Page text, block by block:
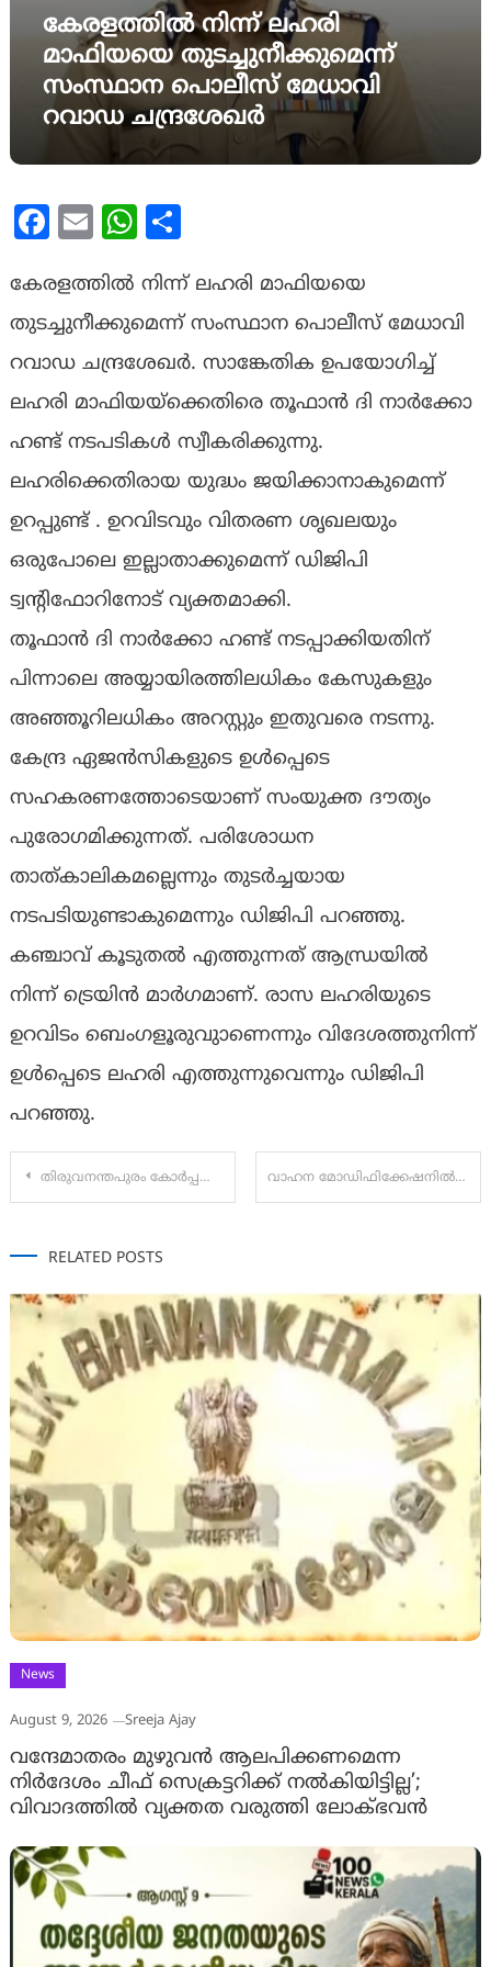
കേരളത്തിൽ നിന്ന് ലഹരി
മാഫിയയെ തുടച്ചുനീക്കുമെന്ന്
സംസ്ഥാന പൊലീസ് മേധാവി
റവാഡ ചന്ദ്രശേഖർ
Facebook
Email WhatsApp
കേരളത്തിൽ നിന്ന് ലഹരി മാഫിയയെ
തുടച്ചുനീക്കുമെന്ന് സംസ്ഥാന പൊലീസ് മേധാവി
റവാഡ ചന്ദ്രശേഖർ. സാങ്കേതിക ഉപയോഗിച്ച്
ലഹരി മാഫിയയ്ക്കെതിരെ തൂഫാൻ ദി നാർക്കോ
ഹണ്ട് നടപടികൾ സ്വീകരിക്കുന്നു.
ലഹരിക്കെതിരായ യുദ്ധം ജയിക്കാനാകുമെന്ന്
ഉറപ്പുണ്ട് . ഉറവിടവും വിതരണ ശൃഖലയും
ഒരുപോലെ ഇല്ലാതാക്കുമെന്ന് ‍ഡിജിപി
ട്വന്റിഫോറിനോട് വ്യക്തമാക്കി.
തൂഫാൻ ദി നാർക്കോ ഹണ്ട് നടപ്പാക്കിയതിന്
പിന്നാലെ അയ്യായിരത്തിലധികം കേസുകളും
അഞ്ഞൂറിലധികം അറസ്റ്റും ഇതുവരെ നടന്നു.
കേന്ദ്ര ഏജൻസികളുടെ ഉൾപ്പെടെ
സഹകരണത്തോടെയാണ് സംയുക്ത ദൗത്യം
പുരോഗമിക്കുന്നത്. പരിശോധന
താത്കാലികമല്ലെന്നും തുടർച്ചയായ
നടപടിയുണ്ടാകുമെന്നും ഡിജിപി പറഞ്ഞു.
കഞ്ചാവ് കൂടുതൽ എത്തുന്നത് ആന്ധ്രയിൽ
നിന്ന് ട്രെയിൻ മാർഗമാണ്. രാസ ലഹരിയുടെ
ഉറവിടം ബെംഗളൂരുവുാണെന്നും വിദേശത്തുനിന്ന്
ഉൾപ്പെടെ ലഹരി എത്തുന്നുവെന്നും ഡിജിപി
പറഞ്ഞു.
Post
തിരുവനന്തപുരം കോർപ്പറേഷനിലെ നിർണായക കൗൺസിൽ യോഗം ഇന്ന് വാഹന മോഡിഫിക്കേഷനിൽ കൂടുതൽ ഇളവുകൾ ഉണ്ടാകില്ലെന്ന് വ്യക്തമാക്കി ഗതാഗതമന്ത്രി സിപി ജോൺ.
RELATED POSTS
News
August 9, 2026 Sreeja Ajay
വന്ദേമാതരം മുഴുവൻ ആലപിക്കണമെന്ന
നിർദേശം ചീഫ് സെക്രട്ടറിക്ക് നൽകിയിട്ടില്ല’;
വിവാദത്തിൽ വ്യക്തത വരുത്തി ലോക്ഭവൻ